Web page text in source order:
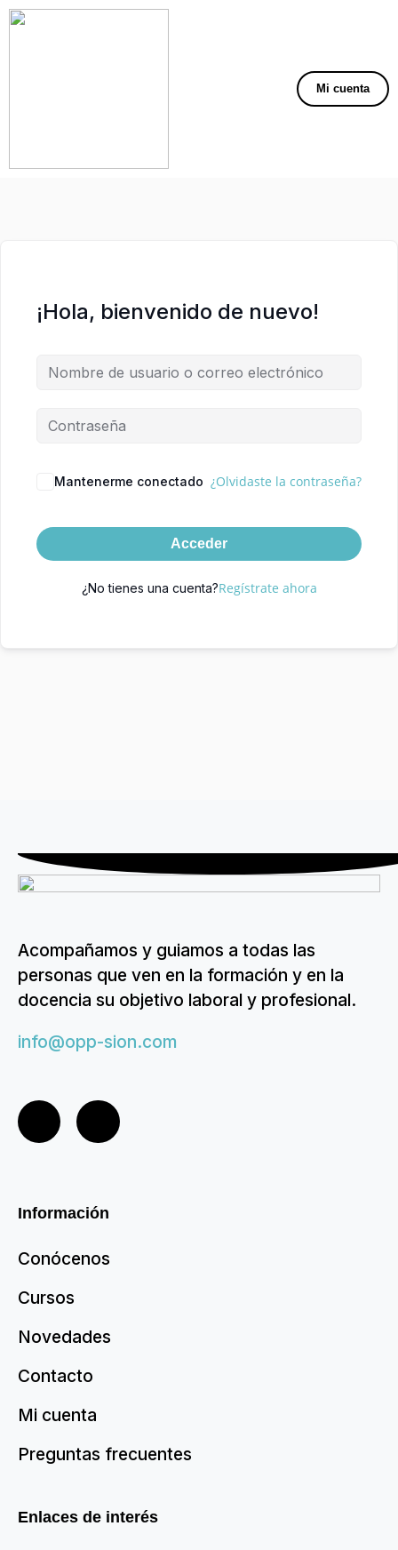
Mi cuenta
¡Hola, bienvenido de nuevo!
Mantenerme conectado ¿Olvidaste la contraseña?
Acceder
¿No tienes una cuenta?Regístrate ahora
Acompañamos y guiamos a todas las
personas que ven en la formación y en la
docencia su objetivo laboral y profesional.
info@opp-sion.com
Información
Conócenos
Cursos
Novedades
Contacto
Mi cuenta
Preguntas frecuentes
Enlaces de interés